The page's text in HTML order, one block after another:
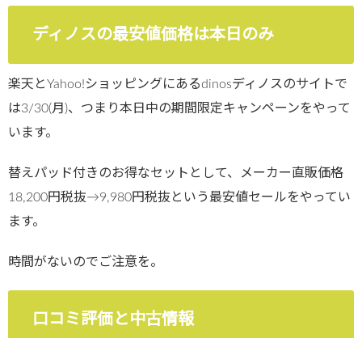
ディノスの最安値価格は本日のみ
楽天とYahoo!ショッピングにあるdinosディノスのサイトで
は3/30(月)、つまり本日中の期間限定キャンペーンをやって
います。
替えパッド付きのお得なセットとして、メーカー直販価格
18,200円税抜→9,980円税抜という最安値セールをやってい
ます。
時間がないのでご注意を。
口コミ評価と中古情報